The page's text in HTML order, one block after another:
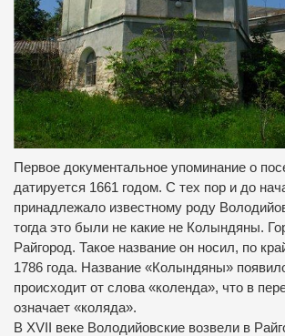
Первое документальное упоминание о
датируется 1661 годом. С тех пор и до
принадлежало известному роду
тогда это были не какие не Колындяны.
Райгород. Такое название он носил, по
1786 года. Название «Колындяны»
происходит от слова «коленда», что в
означает «коляда».
В XVII веке Володийовские возвели в